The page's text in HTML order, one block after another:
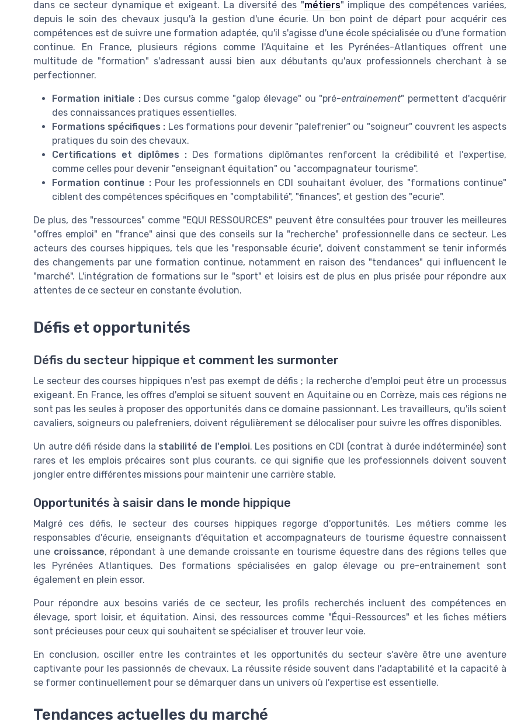
dans ce secteur dynamique et exigeant. La diversité des "métiers" implique des compétences variées,
depuis le soin des chevaux jusqu'à la gestion d'une écurie. Un bon point de départ pour acquérir ces
compétences est de suivre une formation adaptée, qu'il s'agisse d'une école spécialisée ou d'une formation
continue. En France, plusieurs régions comme l'Aquitaine et les Pyrénées-Atlantiques offrent une
multitude de "formation" s'adressant aussi bien aux débutants qu'aux professionnels cherchant à se
perfectionner.
Formation initiale :Des cursus comme "galop élevage" ou "pré-entrainement" permettent d'acquérir
des connaissances pratiques essentielles.
Formations spécifiques : Les formations pour devenir "palefrenier" ou "soigneur" couvrent les aspects
pratiques du soin des chevaux.
Certifications et diplômes :Des formations diplômantes renforcent la crédibilité et l'expertise,
comme celles pour devenir "enseignant équitation" ou "accompagnateur tourisme".
Formation continue :Pour les professionnels en CDI souhaitant évoluer, des "formations continue"
ciblent des compétences spécifiques en "comptabilité", "finances", et gestion des "ecurie".
De plus, des "ressources" comme "EQUI RESSOURCES" peuvent être consultées pour trouver les meilleures
"offres emploi" en "france" ainsi que des conseils sur la "recherche" professionnelle dans ce secteur. Les
acteurs des courses hippiques, tels que les "responsable écurie", doivent constamment se tenir informés
des changements par une formation continue, notamment en raison des "tendances" qui influencent le
"marché". L'intégration de formations sur le "sport" et loisirs est de plus en plus prisée pour répondre aux
attentes de ce secteur en constante évolution.
Défis et opportunités
Défis du secteur hippique et comment les surmonter
Le secteur des courses hippiques n'est pas exempt de défis ; la recherche d'emploi peut être un processus
exigeant. En France, les offres d'emploi se situent souvent en Aquitaine ou en Corrèze, mais ces régions ne
sont pas les seules à proposer des opportunités dans ce domaine passionnant. Les travailleurs, qu'ils soient
cavaliers, soigneurs ou palefreniers, doivent régulièrement se délocaliser pour suivre les offres disponibles.
Un autre défi réside dans la stabilité de l'emploi. Les positions en CDI (contrat à durée indéterminée) sont
rares et les emplois précaires sont plus courants, ce qui signifie que les professionnels doivent souvent
jongler entre différentes missions pour maintenir une carrière stable.
Opportunités à saisir dans le monde hippique
Malgré ces défis, le secteur des courses hippiques regorge d'opportunités. Les métiers comme les
responsables d'écurie, enseignants d'équitation et accompagnateurs de tourisme équestre connaissent
une croissance, répondant à une demande croissante en tourisme équestre dans des régions telles que
les Pyrénées Atlantiques. Des formations spécialisées en galop élevage ou pre-entrainement sont
également en plein essor.
Pour répondre aux besoins variés de ce secteur, les profils recherchés incluent des compétences en
élevage, sport loisir, et équitation. Ainsi, des ressources comme "Équi-Ressources" et les fiches métiers
sont précieuses pour ceux qui souhaitent se spécialiser et trouver leur voie.
En conclusion, osciller entre les contraintes et les opportunités du secteur s'avère être une aventure
captivante pour les passionnés de chevaux. La réussite réside souvent dans l'adaptabilité et la capacité à
se former continuellement pour se démarquer dans un univers où l'expertise est essentielle.
Tendances actuelles du marché